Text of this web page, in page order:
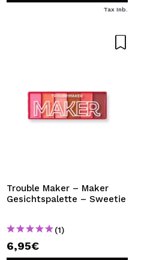
Tax Inb.
Trouble Maker – Maker
Gesichtspalette – Sweetie
(1)
6,95€